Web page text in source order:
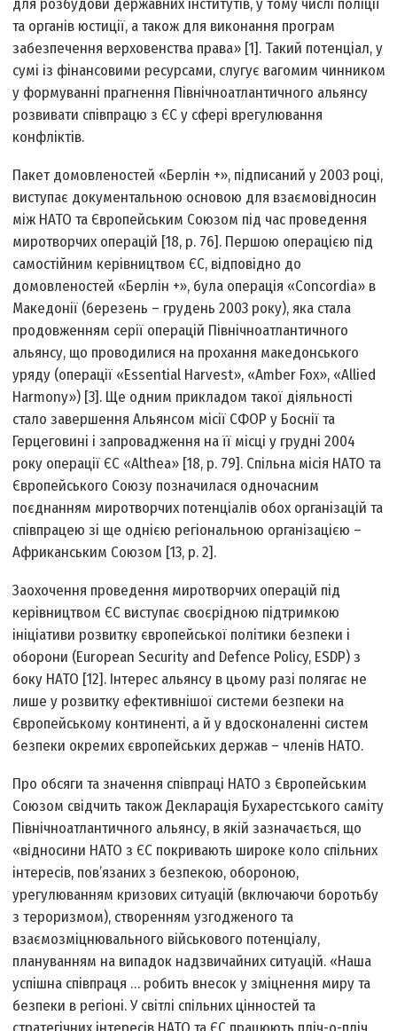
для розбудови державних інститутів, у тому числі поліції
та органів юстиції, а також для виконання програм
забезпечення верховенства права» [1]. Такий потенціал, у
сумі із фінансовими ресурсами, слугує вагомим чинником
у формуванні прагнення Північноатлантичного альянсу
розвивати співпрацю з ЄС у сфері врегулювання
конфліктів.
Пакет домовленостей «Берлін +», підписаний у 2003 році,
виступає документальною основою для взаємовідносин
між НАТО та Європейським Союзом під час проведення
миротворчих операцій [18, p. 76]. Першою операцією під
самостійним керівництвом ЄС, відповідно до
домовленостей «Берлін +», була операція «Concordia» в
Македонії (березень – грудень 2003 року), яка стала
продовженням серії операцій Північноатлантичного
альянсу, що проводилися на прохання македонського
уряду (операції «Essential Harvest», «Amber Fox», «Allied
Harmony») [3]. Ще одним прикладом такої діяльності
стало завершення Альянсом місії СФОР у Боснії та
Герцеговині і запровадження на її місці у грудні 2004
року операції ЄС «Althea» [18, p. 79]. Спільна місія НАТО та
Європейського Союзу позначилася одночасним
поєднанням миротворчих потенціалів обох організацій та
співпрацею зі ще однією регіональною організацією –
Африканським Союзом [13, p. 2].
Заохочення проведення миротворчих операцій під
керівництвом ЄС виступає своєрідною підтримкою
ініціативи розвитку європейської політики безпеки і
оборони (European Security and Defence Policy, ESDP) з
боку НАТО [12]. Інтерес альянсу в цьому разі полягає не
лише у розвитку ефективнішої системи безпеки на
Європейському континенті, а й у вдосконаленні систем
безпеки окремих європейських держав – членів НАТО.
Про обсяги та значення співпраці НАТО з Європейським
Союзом свідчить також Декларація Бухарестського саміту
Північноатлантичного альянсу, в якій зазначається, що
«відносини НАТО з ЄС покривають широке коло спільних
інтересів, пов’язаних з безпекою, обороною,
урегулюванням кризових ситуацій (включаючи боротьбу
з тероризмом), створенням узгодженого та
взаємозміцнювального військового потенціалу,
плануванням на випадок надзвичайних ситуацій. «Наша
успішна співпраця … робить внесок у зміцнення миру та
безпеки в регіоні. У світлі спільних цінностей та